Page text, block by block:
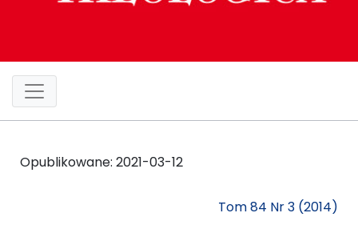
Opublikowane: 2021-03-12
Tom 84 Nr 3 (2014)